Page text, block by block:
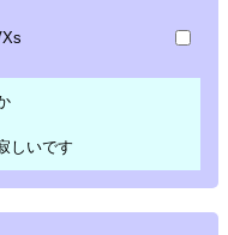
しいです